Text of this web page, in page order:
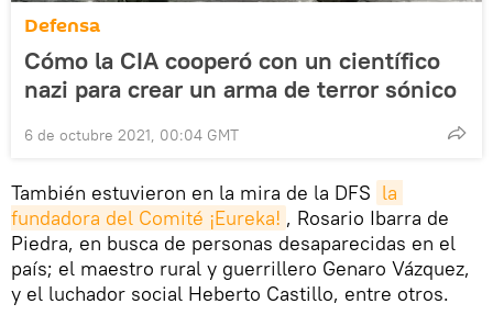
Defensa
Cómo la CIA cooperó con un científico
nazi para crear un arma de terror sónico
6 de octubre 2021, 00:04 GMT
También estuvieron en la mira de la DFS la
fundadora del Comité ¡Eureka! , Rosario Ibarra de
Piedra, en busca de personas desaparecidas en el
país; el maestro rural y guerrillero Genaro Vázquez,
y el luchador social Heberto Castillo, entre otros.